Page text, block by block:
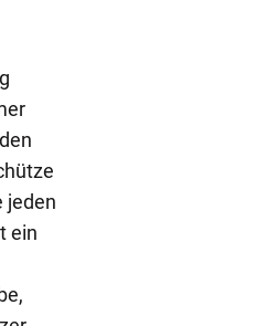
jeden
ein